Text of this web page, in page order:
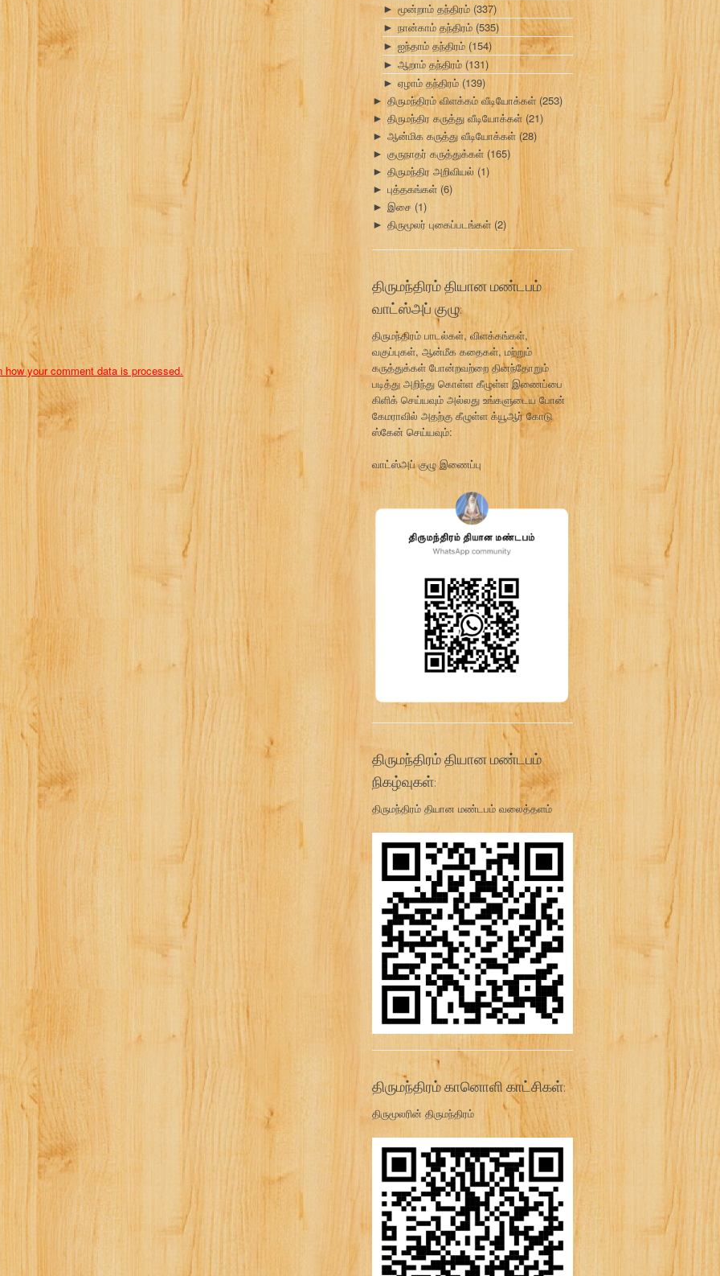
how your comment data is processed.
► மூன்றாம் தந்திரம் (337)
► நான்காம் தந்திரம் (535)
► ஐந்தாம் தந்திரம் (154)
► ஆறாம் தந்திரம் (131)
► ஏழாம் தந்திரம் (139)
► திருமந்திரம் விளக்கம் வீடியோக்கள் (253)
► திருமந்திர கருத்து வீடியோக்கள் (21)
► ஆன்மிக கருத்து வீடியோக்கள் (28)
► குருநாதர் கருத்துக்கள் (165)
► திருமந்திர அறிவியல் (1)
► புத்தகங்கள் (6)
► இசை (1)
► திருமூலர் புகைப்படங்கள் (2)
திருமந்திரம் தியான மண்டபம்
வாட்ஸ்அப் குழு:
திருமந்திரம் பாடல்கள், விளக்கங்கள்,
வகுப்புகள், ஆன்மீக கதைகள், மற்றும்
கருத்துக்கள் போன்றவற்றை தினந்தோறும்
படித்து அறிந்து கொள்ள கீழுள்ள இணைப்பை
கிளிக் செய்யவும் அல்லது உங்களுடைய போன்
கேமராவில் அதற்கு கீழுள்ள க்யூஆர் கோடு
ஸ்கேன் செய்யவும்:
வாட்ஸ்அப் குழு இணைப்பு
திருமந்திரம் தியான மண்டபம்
நிகழ்வுகள்:
திருமந்திரம் தியான மண்டபம் வலைத்தளம்
திருமந்திரம் கானொளி காட்சிகள்:
திருமூலரின் திருமந்திரம்